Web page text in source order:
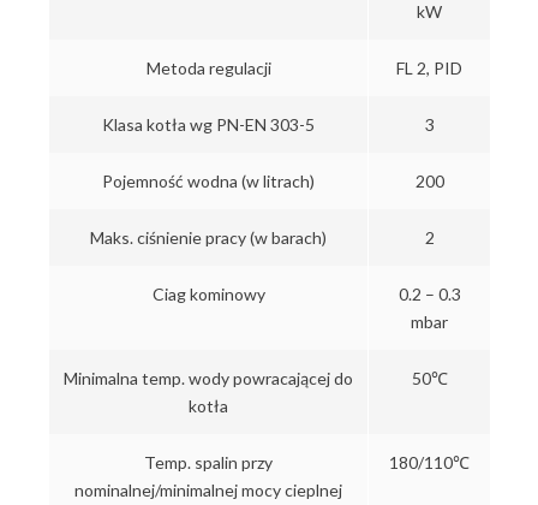
kW
Metoda regulacji FL 2, PID
Klasa kotła wg PN-EN 303-5 3
Pojemność wodna (w litrach) 200
Maks. ciśnienie pracy (w barach) 2
Ciag kominowy
0.2 – 0.3
mbar
Minimalna temp. wody powracającej do
kotła
50℃
Temp. spalin przy
nominalnej/minimalnej mocy cieplnej
180/110℃